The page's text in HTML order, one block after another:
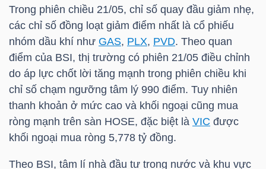
Trong phiên chiều 21/05, chỉ số quay đầu giảm nhẹ,
các chỉ số đồng loạt giảm điểm nhất là cổ phiếu
nhóm dầu khí như GAS, PLX, PVD. Theo quan
điểm của BSI, thị trường có phiên 21/05 điều chỉnh
do áp lực chốt lời tăng mạnh trong phiên chiều khi
chỉ số chạm ngưỡng tâm lý 990 điểm. Tuy nhiên
thanh khoản ở mức cao và khối ngoại cũng mua
ròng mạnh trên sàn HOSE, đặc biệt là VIC được
khối ngoại mua ròng 5,778 tỷ đồng.
Theo BSI, tâm lí nhà đầu tư trong nước và khu vực
CÔNG
CỤ
ĐẦU
TƯ
TRUY